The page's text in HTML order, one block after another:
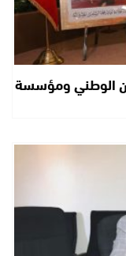
الوطني ومؤسسة